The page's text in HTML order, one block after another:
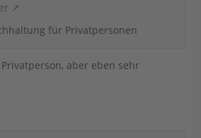
für Privatpersonen
aber eben sehr